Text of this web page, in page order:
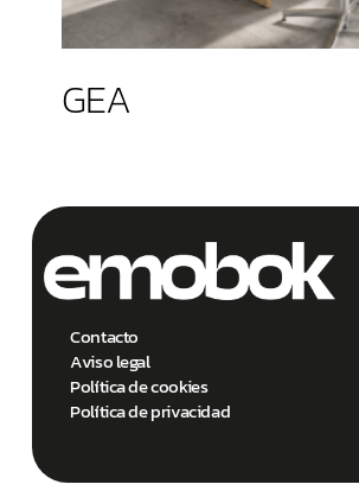
GEA
Contacto
Aviso legal
Política de cookies
Política de privacidad